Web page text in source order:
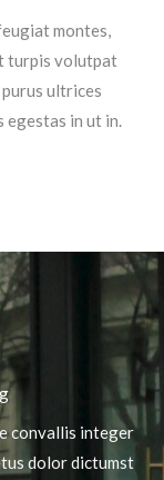
montes,
turpis volutpat
ultrices
in ut in.
convallis integer
dolor dictumst